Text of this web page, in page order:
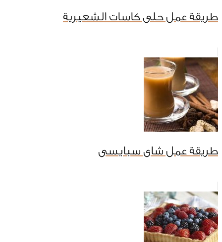
طريقة عمل حلى كاسات الشعيرية
طريقة عمل شاى سبايسى